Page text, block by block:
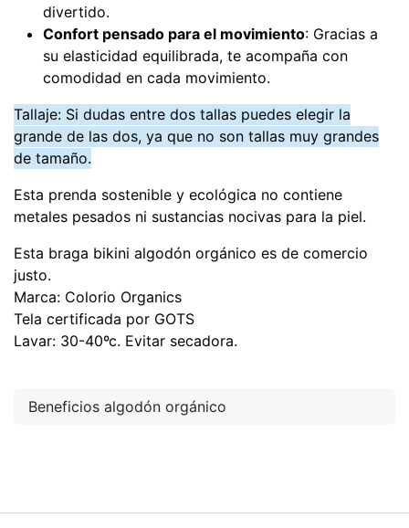
divertido.
Confort pensado para el movimiento: Gracias a
su elasticidad equilibrada, te acompaña con
comodidad en cada movimiento.
Tallaje: Si dudas entre dos tallas puedes elegir la
grande de las dos, ya que no son tallas muy grandes
de tamaño.
Esta prenda sostenible y ecológica no contiene
metales pesados ni sustancias nocivas para la piel.
Esta braga bikini algodón orgánico es de comercio
justo.
Marca: Colorio Organics
Tela certificada por GOTS
Lavar: 30-40ºc. Evitar secadora.
Beneficios algodón orgánico